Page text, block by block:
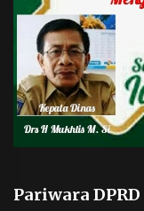
Pariwara DPRD